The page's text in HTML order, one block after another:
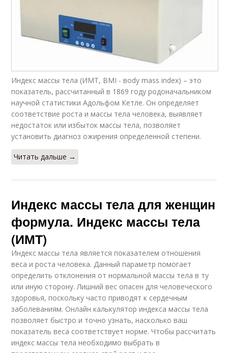
Индекс массы тела (ИМТ, BMI - вody mass index) – это
показатель, рассчитанный в 1869 году родоначальником
научной статистики Адольфом Кетле. Он определяет
соответствие роста и массы тела человека, выявляет
недостаток или избыток массы тела, позволяет
установить диагноз ожирения определенной степени.
Читать дальше →
Индекс массы тела для женщин
формула. Индекс массы тела
(ИМТ)
Индекс массы тела является показателем отношения
веса и роста человека. Данный параметр помогает
определить отклонения от нормальной массы тела в ту
или иную сторону. Лишний вес опасен для человеческого
здоровья, поскольку часто приводят к сердечным
заболеваниям. Онлайн калькулятор индекса массы тела
позволяет быстро и точно узнать, насколько ваш
показатель веса соответствует норме. Чтобы рассчитать
индекс массы тела необходимо выбрать в